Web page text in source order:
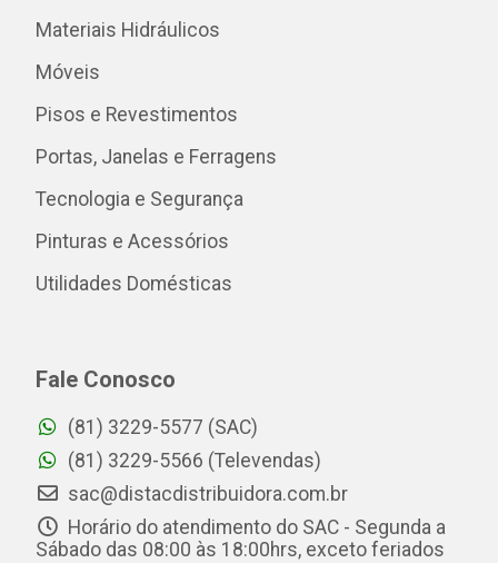
Materiais Hidráulicos
Móveis
Pisos e Revestimentos
Portas, Janelas e Ferragens
Tecnologia e Segurança
Pinturas e Acessórios
Utilidades Domésticas
Fale Conosco
(81) 3229-5577 (SAC)
(81) 3229-5566 (Televendas)
sac@distacdistribuidora.com.br
Horário do atendimento do SAC - Segunda a
Sábado das 08:00 às 18:00hrs, exceto feriados